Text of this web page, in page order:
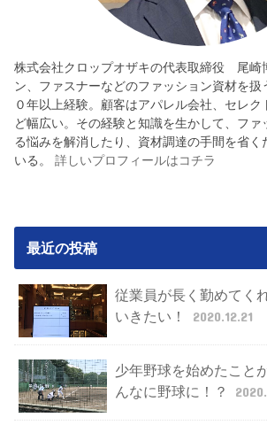
株式会社クロップオザキの代表取締役 尾崎
ン、ファスナーなどのファッション資材を扱
０年以上経験。顧客はアパレル会社、セレク
ど幅広い。その経験と知識を生かして、ファ
る悩みを解消したり、資材調達の手間を省く
いる。詳しいプロフィールはコチラ
最近の投稿
従業員が長く勤めてく
いきたい！
2020.12.21
少年野球を始めたこと
んなに野球に！？